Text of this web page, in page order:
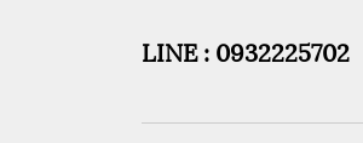
LINE : 0932225702